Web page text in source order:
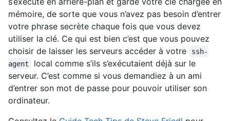
mémoire, de sorte que vous n’avez pas besoin d’entrer
votre phrase secrète chaque fois que vous devez
utiliser la clé. Ce qui est bien c’est que vous pouvez
choisir de laisser les serveurs accéder à votre
ssh-
agent
local comme s’ils s’exécutaient déjà sur le
serveur. C’est comme si vous demandiez à un ami
d’entrer son mot de passe pour pouvoir utiliser son
ordinateur.